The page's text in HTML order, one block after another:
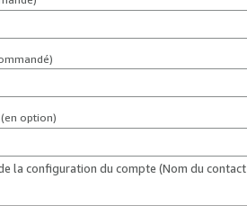
(en option)
la configuration du compte (Nom du